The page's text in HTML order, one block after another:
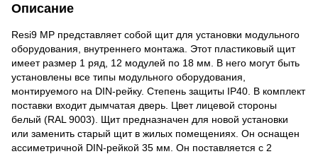
Описание
Resi9 MP представляет собой щит для установки модульного
оборудования, внутреннего монтажа. Этот пластиковый щит
имеет размер 1 ряд, 12 модулей по 18 мм. В него могут быть
установлены все типы модульного оборудования,
монтируемого на DIN-рейку. Степень защиты IP40. В комплект
поставки входит дымчатая дверь. Цвет лицевой стороны
белый (RAL 9003). Щит предназначен для новой установки
или заменить старый щит в жилых помещениях. Он оснащен
ассиметричной DIN-рейкой 35 мм. Он поставляется с 2